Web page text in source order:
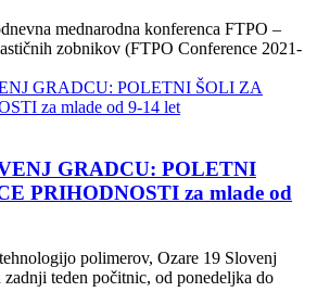
mednarodna konferenca FTPO –
zobnikov (FTPO Conference 2021-
GRADCU: POLETNI
PRIHODNOSTI za mlade od
polimerov, Ozare 19 Slovenj
teden počitnic, od ponedeljka do